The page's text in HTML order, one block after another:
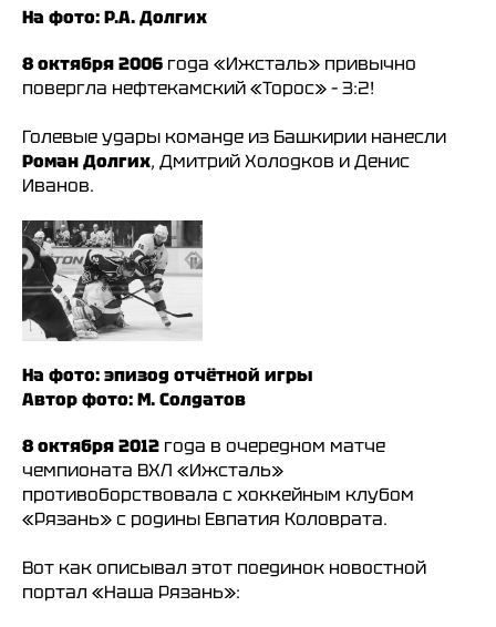
На фото: Р.А. Долгих
8 октября 2006 года «Ижсталь» привычно
повергла нефтекамский «Торос» – 3:2!
Голевые удары команде из Башкирии нанесли
Роман Долгих, Дмитрий Холодков и Денис
Иванов.
На фото: эпизод отчётной игры
Автор фото: М. Солдатов
8 октября 2012 года в очередном матче
чемпионата ВХЛ «Ижсталь»
противоборствовала с хоккейным клубом
«Рязань» с родины Евпатия Коловрата.
Вот как описывал этот поединок новостной
портал «Наша Рязань»: